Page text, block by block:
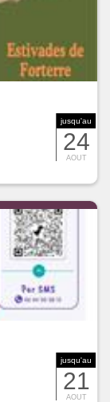
jusqu'au
24
AOUT
jusqu'au
21
AOUT